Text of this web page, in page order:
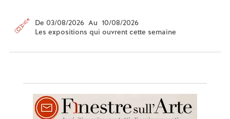
De 03/08/2026 Au 10/08/2026
Les expositions qui ouvrent cette semaine